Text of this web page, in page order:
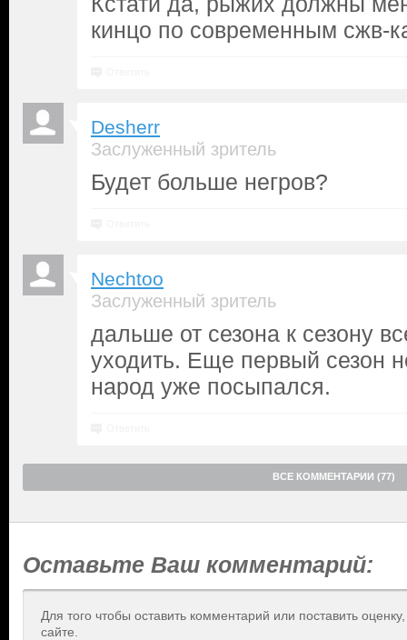
кинцо по современным сжв-
Desherr
Заслуженный зритель
Будет больше негров?
Nechtoo
Заслуженный зритель
дальше от сезона к сезону
уходить. Еще первый сезон
народ уже посыпался.
ВСЕ КОММЕНТАРИИ (77)
Оставьте Ваш комментарий:
Для того чтобы оставить комментарий или поставить
сайте.